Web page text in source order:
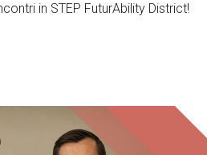
in STEP FuturAbility District!